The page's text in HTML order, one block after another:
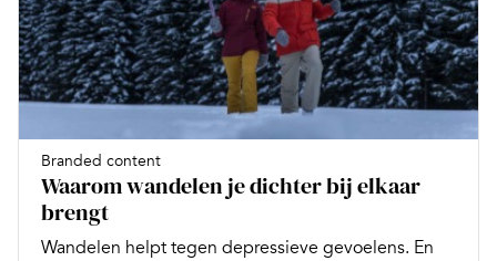
Branded content
Waarom wandelen je dichter bij elkaar
brengt
Wandelen helpt tegen depressieve gevoelens. En